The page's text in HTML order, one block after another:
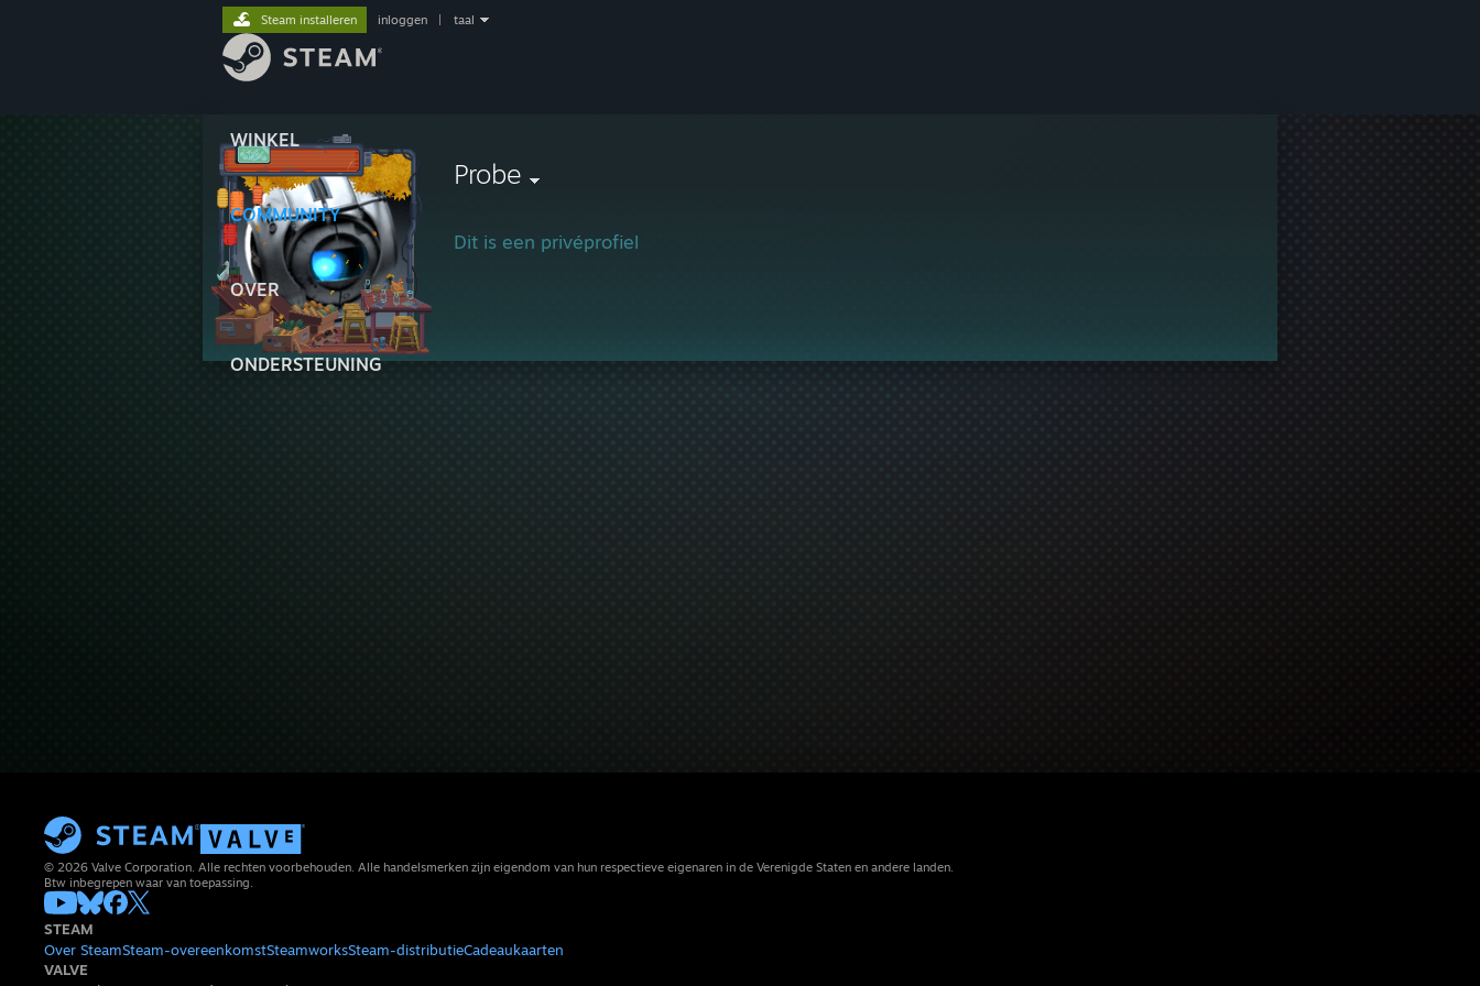
WINKEL
COMMUNITY
OVER
ONDERSTEUNING
Steam installeren inloggen taal
Probe
Dit is een privéprofiel
© 2026 Valve Corporation. Alle rechten voorbehouden. Alle handelsmerken zijn eigendom van hun respectieve eigenaren in de Verenigde Staten en andere landen.
Btw inbegrepen waar van toepassing.
STEAM
Over SteamSteam-overeenkomstSteamworksSteam-distributieCadeaukaarten
VALVE